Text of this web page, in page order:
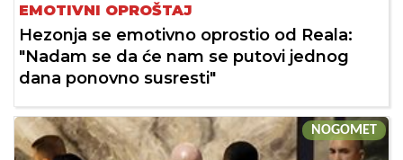
EMOTIVNI OPROŠTAJ
Hezonja se emotivno oprostio od Reala:
"Nadam se da će nam se putovi jednog
dana ponovno susresti"
NOGOMET